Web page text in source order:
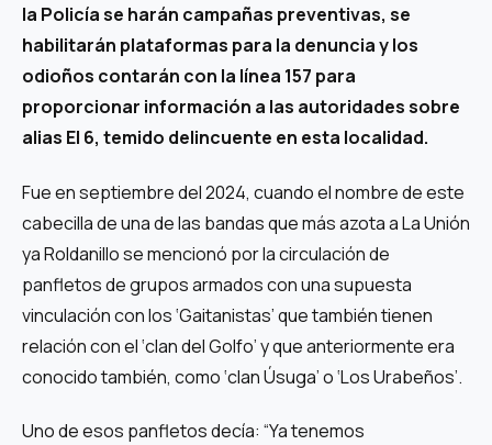
la Policía se harán campañas preventivas, se
habilitarán plataformas para la denuncia y los
odioños contarán con la línea 157 para
proporcionar información a las autoridades sobre
alias El 6, temido delincuente en esta localidad.
Fue en septiembre del 2024, cuando el nombre de este
cabecilla de una de las bandas que más azota a La Unión
ya Roldanillo se mencionó por la circulación de
panfletos de grupos armados con una supuesta
vinculación con los ‘Gaitanistas’ que también tienen
relación con el ‘clan del Golfo’ y que anteriormente era
conocido también, como ‘clan Úsuga’ o ‘Los Urabeños’.
Uno de esos panfletos decía: “Ya tenemos